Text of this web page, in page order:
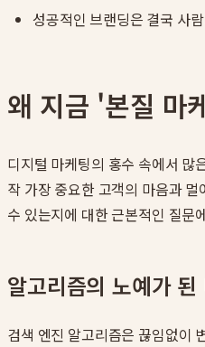
성공적인 브랜딩은 결국 사
왜 지금 '본질 마
디지털 마케팅의 홍수 속에서 많
작 가장 중요한 고객의 마음과
수 있는지에 대한 근본적인 질문
알고리즘의 노예가 된
검색 엔진 알고리즘은 끊임없이